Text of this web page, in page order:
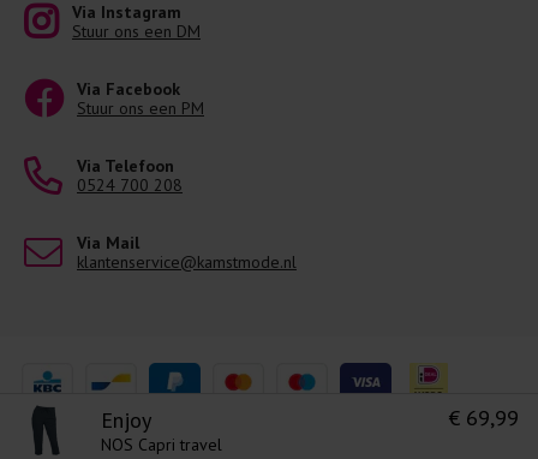
Enjoy
NOS Capri travel
€ 69,99
Levering 1-3 Werkdagen
Via Instagram
Stuur ons een DM
Via Facebook
Stuur ons een PM
Via Telefoon
0524 700 208
Via Mail
klantenservice@kamstmode.nl